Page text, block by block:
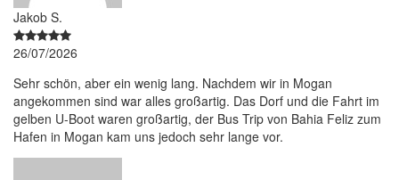
Jakob S.
26/07/2026
Sehr schön, aber ein wenig lang. Nachdem wir in Mogan
angekommen sind war alles großartig. Das Dorf und die Fahrt im
gelben U-Boot waren großartig, der Bus Trip von Bahia Feliz zum
Hafen in Mogan kam uns jedoch sehr lange vor.